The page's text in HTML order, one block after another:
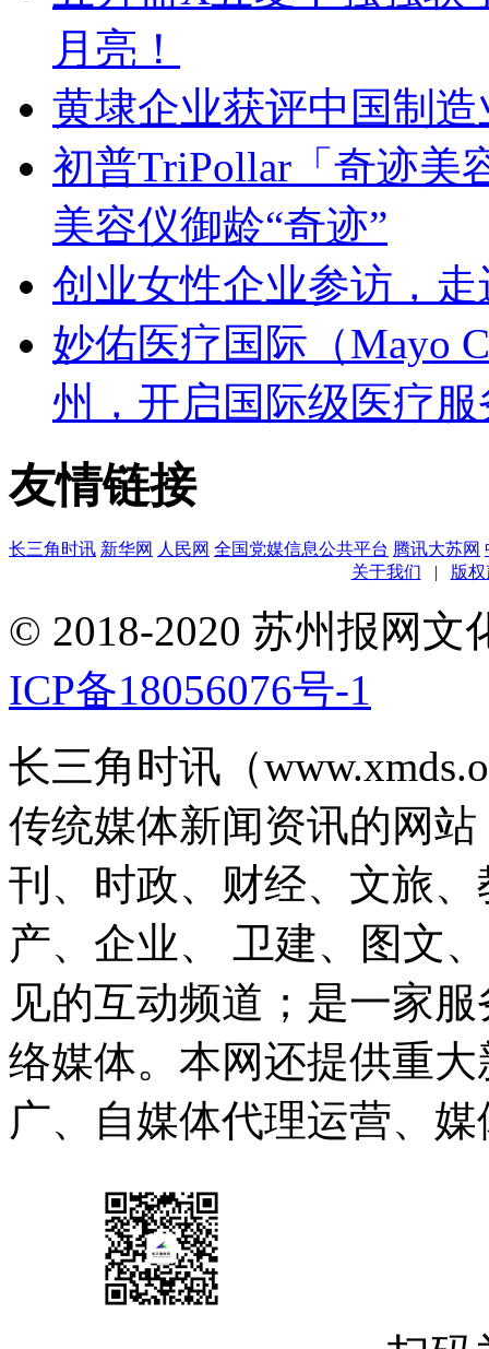
月亮！
黄埭企业获评中国制
初普TriPollar「奇迹美
美容仪御龄“奇迹”
创业女性企业参访，
妙佑医疗国际（Mayo
州，开启国际级医疗
友情链接
长三角时讯 新华网 人民网 全国党媒信息公共平台 腾讯大苏网
关于我们
| 版
© 2018-2020 苏州报网
ICP备18056076号-1
长三角时讯（
传统媒体新闻资讯的网
刊、时政、财经、文旅
产、企业、 卫建、图文
见的互动频道；是一家
络媒体。本网还提供重
广、自媒体代理运营、